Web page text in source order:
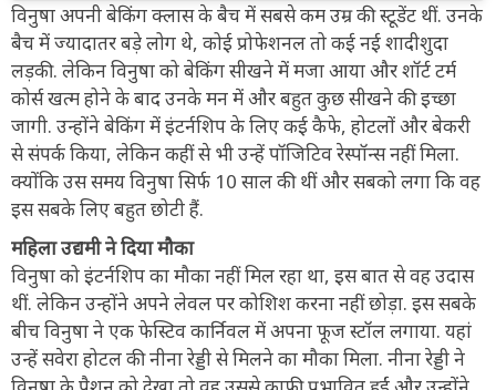
विनुषा अपनी बेकिंग क्लास के बैच में सबसे कम उम्र की स्टूडेंट थीं. उनके
बैच में ज्यादातर बड़े लोग थे, कोई प्रोफेशनल तो कई नई शादीशुदा
लड़की. लेकिन विनुषा को बेकिंग सीखने में मजा आया और शॉर्ट टर्म
कोर्स खत्म होने के बाद उनके मन में और बहुत कुछ सीखने की इच्छा
जागी. उन्होंने बेकिंग में इंटर्नशिप के लिए कई कैफे, होटलों और बेकरी
से संपर्क किया, लेकिन कहीं से भी उन्हें पॉजिटिव रेस्पॉन्स नहीं मिला.
क्योंकि उस समय विनुषा सिर्फ 10 साल की थीं और सबको लगा कि वह
इस सबके लिए बहुत छोटी हैं.
महिला उद्यमी ने दिया मौका
विनुषा को इंटर्नशिप का मौका नहीं मिल रहा था, इस बात से वह उदास
थीं. लेकिन उन्होंने अपने लेवल पर कोशिश करना नहीं छोड़ा. इस सबके
बीच विनुषा ने एक फेस्टिव कार्निवल में अपना फूज स्टॉल लगाया. यहां
उन्हें सवेरा होटल की नीना रेड्डी से मिलने का मौका मिला. नीना रेड्डी ने